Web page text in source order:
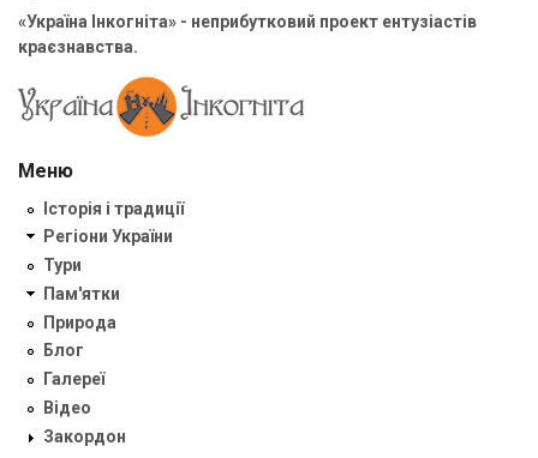
«Україна Інкогніта» - неприбутковий проект ентузіастів
краєзнавства.
Меню
Історія і традиції
Регіони України
Тури
Пам'ятки
Природа
Блог
Галереї
Відео
Закордон